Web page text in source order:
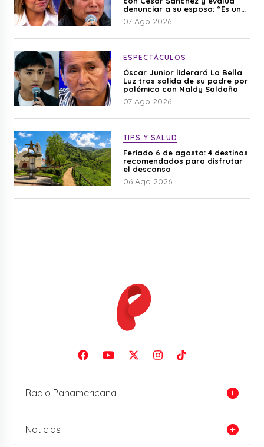
denunciar a su esposa: “Es una
difamación”
07 Ago 2026
ESPECTÁCULOS
Óscar Junior liderará La Bella
Luz tras salida de su padre por
polémica con Naldy Saldaña
07 Ago 2026
TIPS Y SALUD
Feriado 6 de agosto: 4 destinos
recomendados para disfrutar
el descanso
06 Ago 2026
Radio Panamericana
Noticias